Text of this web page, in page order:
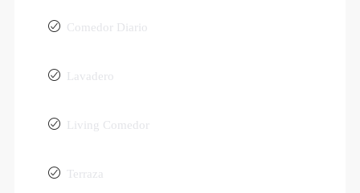
Comedor Diario
Lavadero
Living Comedor
Terraza